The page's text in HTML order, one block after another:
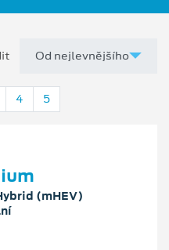
4 5
(mHEV)